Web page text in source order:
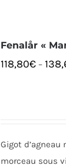
Fenalår «
118,80€ –
Gigot
morceau sous